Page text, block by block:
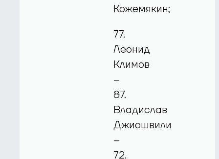
Кожемякин;
77.
Леонид
Климов
–
87.
Владислав
Джиошвили
–
72.